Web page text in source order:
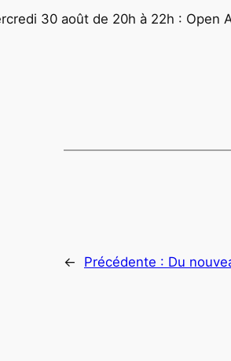
30 août de 20h à 22h : Open
← Précédente : Du